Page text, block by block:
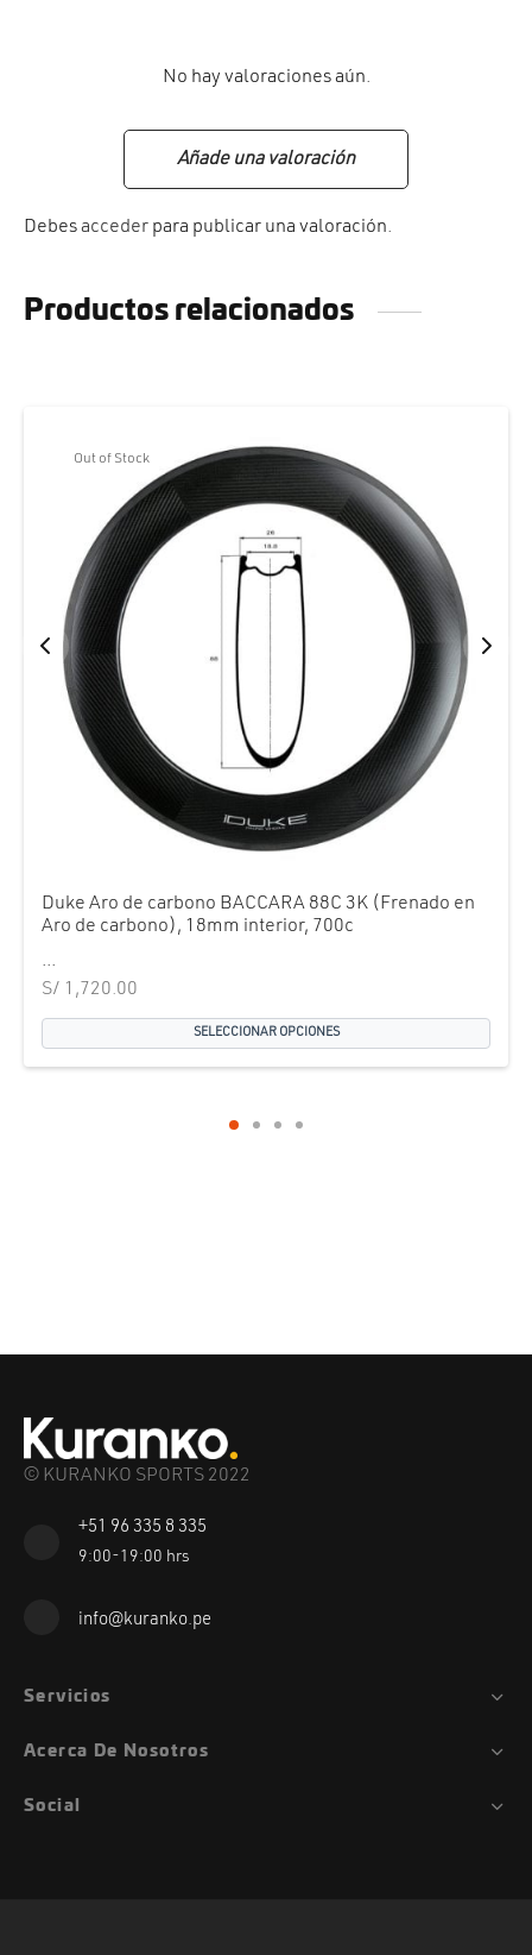
No hay valoraciones aún.
Añade una valoración
Debesacceder para publicar una valoración.
Productos relacionados
Out of Stock
Duke Aro de carbono BACCARA 88C 3K (Frenado en
Aro de carbono), 18mm interior, 700c
...
S/ 1,720.00
SELECCIONAR OPCIONES
© KURANKO SPORTS 2022
+51 96 335 8 335
9:00-19:00 hrs
info@kuranko.pe
Servicios
Acerca De Nosotros
Social